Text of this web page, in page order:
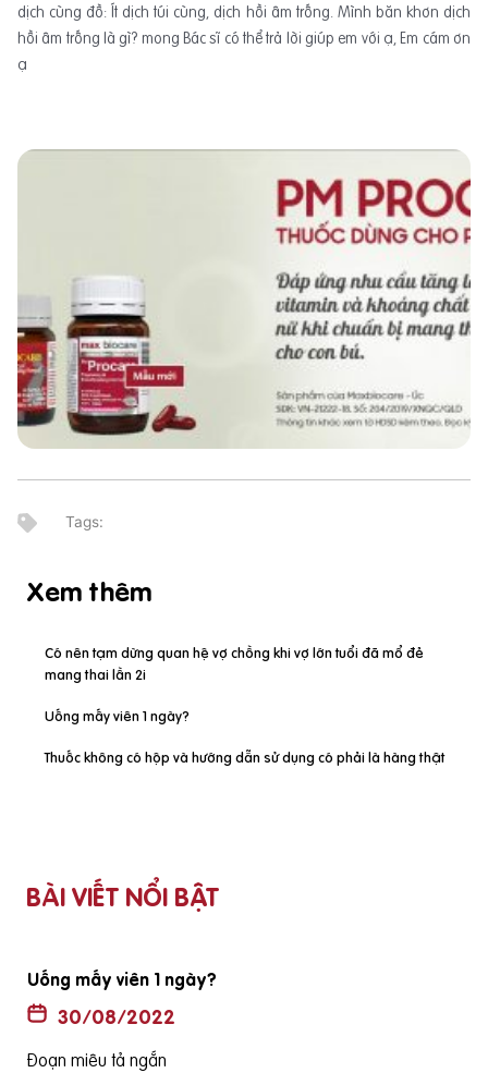
dịch cùng đồ: Ít dịch túi cùng, dịch hồi âm trống. Mình băn khơn dịch
hồi âm trống là gì? mong Bác sĩ có thể trả lời giúp em với ạ, Em cám ơn
ạ
Xem thêm
Có nên tạm dừng quan hệ vợ chồng khi vợ lớn tuổi đã mổ đẻ
mang thai lần 2i
Uống mấy viên 1 ngày?
Thuốc không có hộp và hướng dẫn sử dụng có phải là hàng thật
BÀI VIẾT NỔI BẬT
Uống mấy viên 1 ngày?
30/08/2022
Đoạn miêu tả ngắn